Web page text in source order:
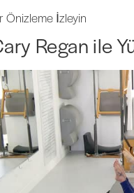
ile Yüz
Önizleme İzleyin
Regan ile